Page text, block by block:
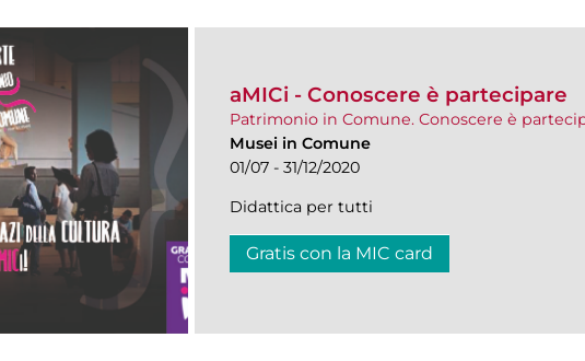
aMICi - Conoscere è partecipare
Patrimonio in Comune. Conoscere è
Musei in Comune
01/07 - 31/12/2020
Didattica per tutti
Gratis con la MIC card